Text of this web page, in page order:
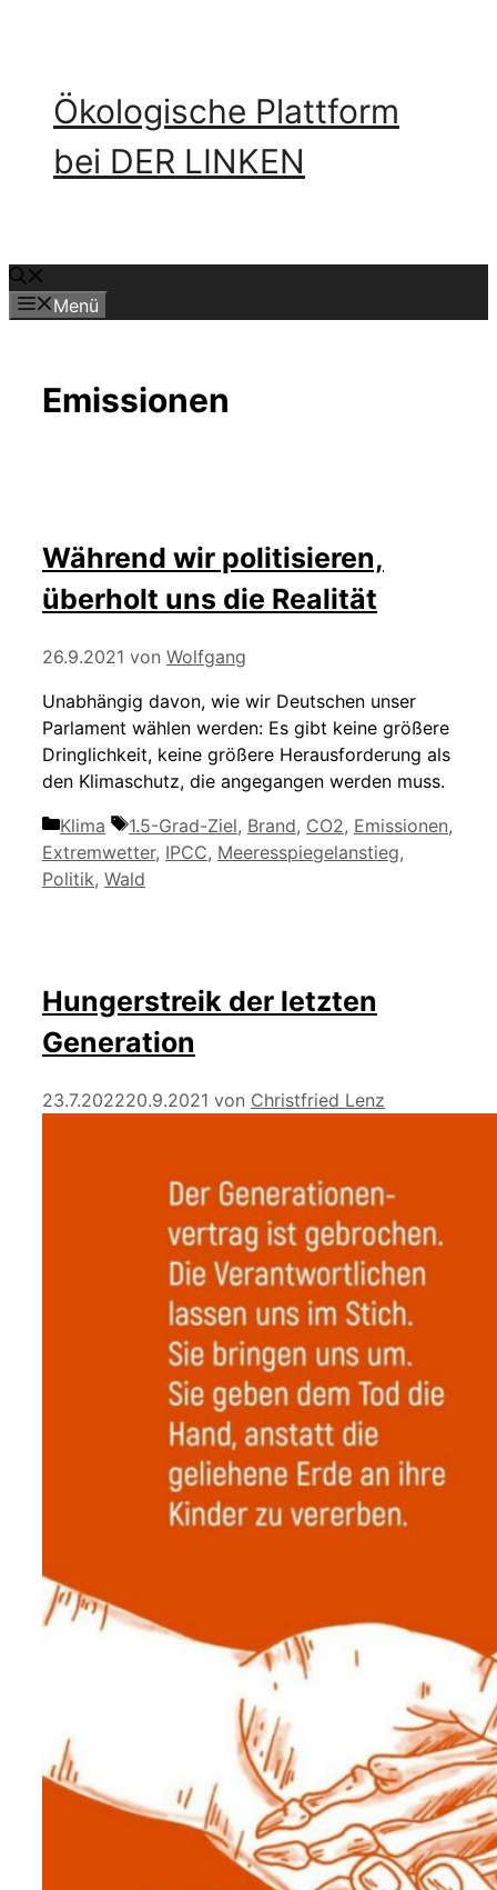
Ökologische Plattform
bei DER LINKEN
Menü
Emissionen
Während wir politisieren,
überholt uns die Realität
26.9.2021 von Wolfgang
Unabhängig davon, wie wir Deutschen unser
Parlament wählen werden: Es gibt keine größere
Dringlichkeit, keine größere Herausforderung als
den Klimaschutz, die angegangen werden muss.
Kategorien
Klima Schlagwörter
1.5-Grad-Ziel, Brand, CO2, Emissionen,
Extremwetter, IPCC, Meeresspiegelanstieg,
Politik, Wald
Hungerstreik der letzten
Generation
23.7.202220.9.2021 von Christfried Lenz